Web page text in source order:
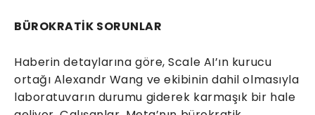
BÜROKRATİK SORUNLAR
Haberin detaylarına göre, Scale AI’ın kurucu
ortağı Alexandr Wang ve ekibinin dahil olmasıyla
laboratuvarın durumu giderek karmaşık bir hale